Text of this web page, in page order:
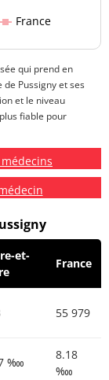
France
qui prend en
Pussigny et ses
et le niveau
fiable pour
et-
France
55 979
‱
8.18
‱